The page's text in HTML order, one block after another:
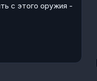
с этого оружия -